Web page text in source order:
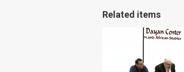
Related items